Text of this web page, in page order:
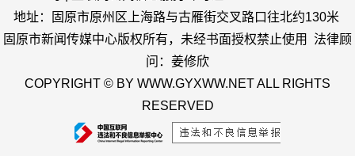
地址：固原市原州区上海路与古雁街交叉路口往北约130米
固原市新闻传媒中心版权所有，未经书面授权禁止使用 法律顾
问：姜修欣
COPYRIGHT © BY WWW.GYXWW.NET ALL RIGHTS
RESERVED